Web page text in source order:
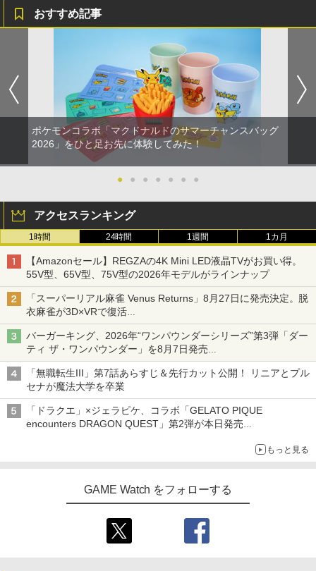
おすすめ記事
ポケモンコラボ「マクドナルドのサマーチャンスバッグ
2026」をひと足お先に体験してみた！
● ● ● ● ● ● ●
アクセスランキング
1時間 24時間 1週間 1カ月
【Amazonセール】REGZAの4K Mini LED液晶TVがお買い得。
55V型、65V型、75V型の2026年モデルがラインナップ
「スーパーリアル麻雀 Venus Returns」8月27日に発売決定。脱
衣麻雀が3D×VRで復活
発売から2週間は20%オフになるセールが実施
バーガーキング、2026年“ワンパウンダーシリーズ”第3弾「ダー
ティ ザ・ワンパウンダー」を8月7日発売
「特製ガーリックマヨソース」を使用した超大型チーズバーガー
「無職転生III」第7話あらすじ＆先行カット公開！ リニアとプル
セナが魔法大学を卒業
「ドラクエ」×ジェラピケ、コラボ「GELATO PIQUE
encounters DRAGON QUEST」第2弾が本日発売
もっと見る
GAME Watch をフォローする